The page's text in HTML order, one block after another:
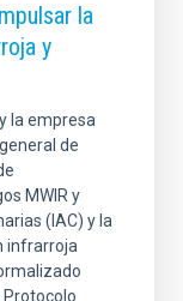
la
y
la empresa
de
MWIR y
(IAC) y la
infrarroja
Protocolo